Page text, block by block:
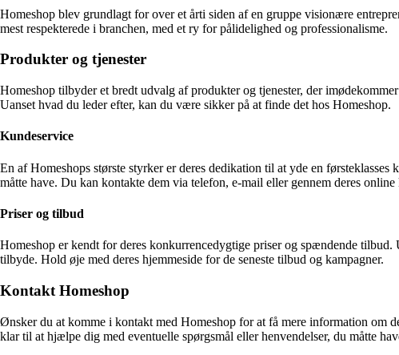
Homeshop blev grundlagt for over et årti siden af en gruppe visionære
mest respekterede i branchen, med et ry for pålidelighed og professionalisme.
Produkter og tjenester
Homeshop tilbyder et bredt udvalg af produkter og tjenester, der
Uanset hvad du leder efter, kan du være sikker på at finde det hos Homeshop.
Kundeservice
En af Homeshops største styrker er deres dedikation til at yde en
måtte have. Du kan kontakte dem via telefon, e-mail eller gennem deres
Priser og tilbud
Homeshop er kendt for deres konkurrencedygtige priser og spændende
tilbyde. Hold øje med deres hjemmeside for de seneste tilbud og kampagner.
Kontakt Homeshop
Ønsker du at komme i kontakt med Homeshop for at få mere information om
klar til at hjælpe dig med eventuelle spørgsmål eller henvendelser, du måtte